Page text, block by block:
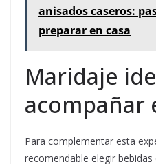
anisados caseros:
preparar en casa
Maridaje
acompañar
Para complementar esta
recomendable elegir